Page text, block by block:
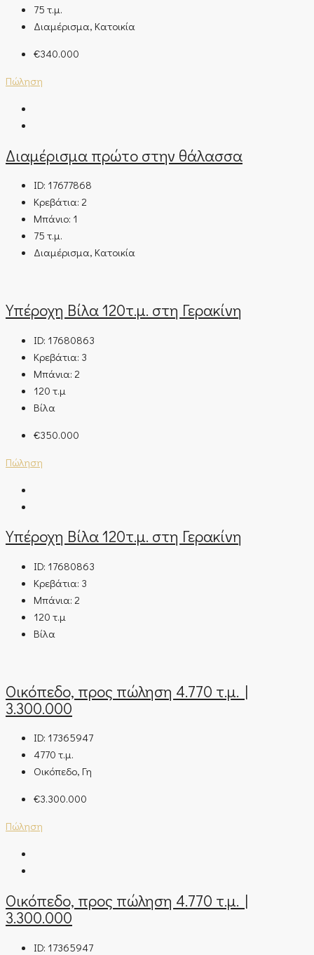
75 τ.μ.
Διαμέρισμα, Κατοικία
€340.000
Πώληση
Διαμέρισμα πρώτο στην θάλασσα
ID: 17677868
Κρεβάτια: 2
Μπάνιο: 1
75 τ.μ.
Διαμέρισμα, Κατοικία
Υπέροχη Βίλα 120τ.μ. στη Γερακίνη
ID: 17680863
Κρεβάτια: 3
Μπάνια: 2
120 τ.μ
Βίλα
€350.000
Πώληση
Υπέροχη Βίλα 120τ.μ. στη Γερακίνη
ID: 17680863
Κρεβάτια: 3
Μπάνια: 2
120 τ.μ
Βίλα
Οικόπεδο, προς πώληση 4.770 τ.μ. |
3.300.000
ID: 17365947
4770 τ.μ.
Οικόπεδο, Γη
€3.300.000
Πώληση
Οικόπεδο, προς πώληση 4.770 τ.μ. |
3.300.000
ID: 17365947